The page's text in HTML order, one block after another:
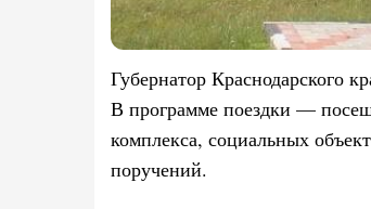
Губернатор Краснодарского
В программе поездки —
комплекса, социальных
поручений.